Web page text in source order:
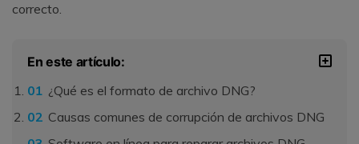
correcto.
En este artículo:
¿Qué es el formato de archivo DNG?
Causas comunes de corrupción de archivos DNG